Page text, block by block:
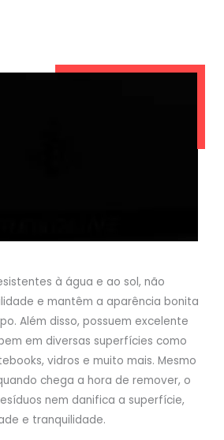
à água e ao sol, não
e mantêm a aparência bonita
Além disso, possuem excelente
em diversas superfícies como
vidros e muito mais. Mesmo
chega a hora de remover, o
nem danifica a superfície,
e tranquilidade.